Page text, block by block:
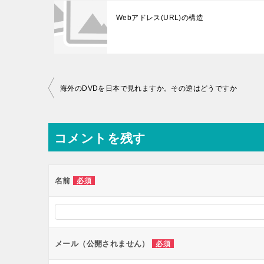
Webアドレス(URL)の構造
投稿ナビゲーション
海外のDVDを日本で見れますか。その逆はどうですか
コメントを残す
名前 必須
メール（公開されません） 必須